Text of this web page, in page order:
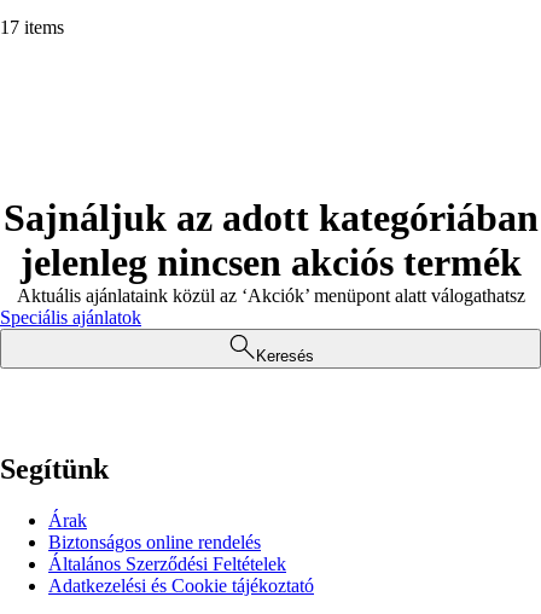
17 items
Sajnáljuk az adott kategóriában
jelenleg nincsen akciós termék
Aktuális ajánlataink közül az ‘Akciók’ menüpont alatt válogathatsz
Speciális ajánlatok
Keresés
Segítünk
Árak
Biztonságos online rendelés
Általános Szerződési Feltételek
Adatkezelési és Cookie tájékoztató